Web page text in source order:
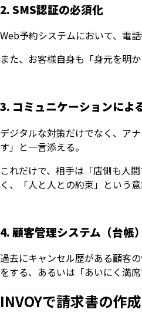
2. SMS認証の必須化
Web予約システムにおいて、電
また、お客様自身も「身元を明
3. コミュニケーションによ
デジタルな対策だけでなく、ア
す」と一言添える。
これだけで、相手は「店側も人
く、「人と人との約束」という
4. 顧客管理システム（台帳
過去にキャンセル歴がある顧客
をする、あるいは「あいにく満
INVOYで請求書の作成